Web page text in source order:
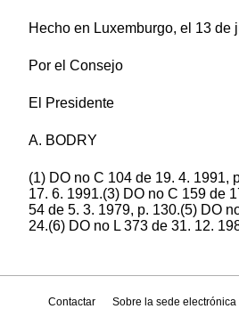
Hecho en Luxemburgo, el 13 de
Por el Consejo
El Presidente
A. BODRY
(1) DO no C 104 de 19. 4. 1991,
17. 6. 1991.(3) DO no C 159 de
54 de 5. 3. 1979, p. 130.(5) DO
24.(6) DO no L 373 de 31. 12.
Contactar Sobre la sede electrónica